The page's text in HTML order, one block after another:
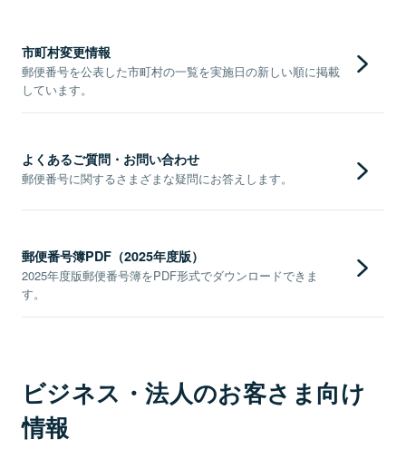
市町村変更情報
郵便番号を公表した市町村の一覧を実施日の新しい順に掲載
しています。
よくあるご質問・お問い合わせ
郵便番号に関するさまざまな疑問にお答えします。
郵便番号簿PDF（2025年度版）
2025年度版郵便番号簿をPDF形式でダウンロードできま
す。
ビジネス・法人のお客さま向け
情報